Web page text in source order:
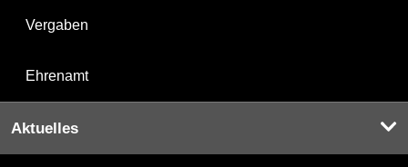
Vergaben
Ehrenamt
Aktuelles